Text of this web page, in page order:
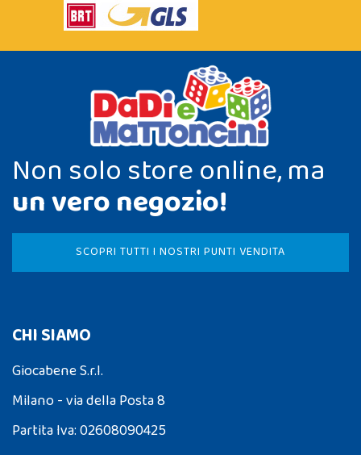
Non solo store online, ma
un vero negozio!
SCOPRI TUTTI I NOSTRI PUNTI VENDITA
CHI SIAMO
Giocabene S.r.l.
Milano - via della Posta 8
Partita Iva: 02608090425